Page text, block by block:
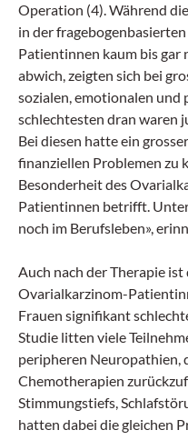
Operation (4). Während
in der
Patientinnen kaum bis gar
abwich, zeigten sich bei
sozialen, emotionalen und
schlechtesten dran waren
Bei diesen hatte ein
finanziellen Problemen zu
Besonderheit des
Patientinnen betrifft.
noch im Berufsleben»,
Auch nach der Therapie
Ovarialkarzinom-
Frauen signifikant
Studie litten viele
peripheren Neuropathien,
Chemotherapien
Stimmungstiefs,
hatten dabei die gleichen